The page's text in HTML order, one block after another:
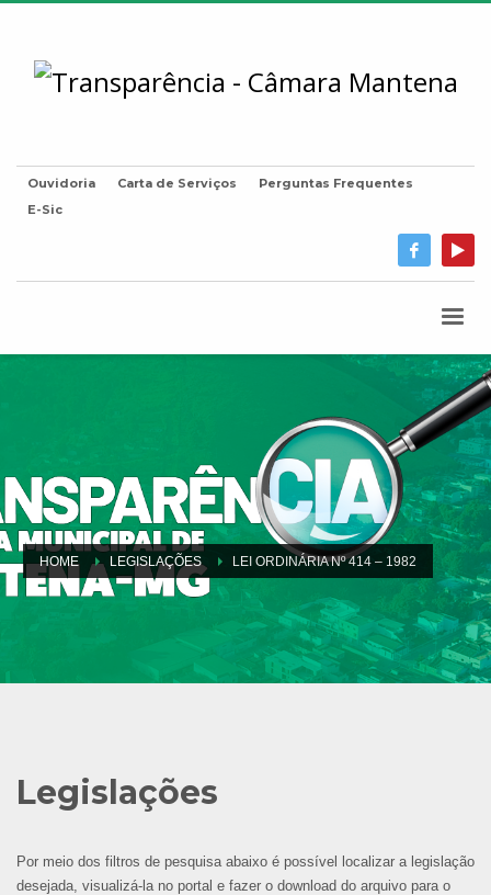
Ouvidoria Carta de Serviços
Perguntas Frequentes
E-Sic
HOME LEGISLAÇÕES LEI ORDINÁRIA Nº 414 – 1982
Legislações
Por meio dos filtros de pesquisa abaixo é possível localizar a legislação
desejada, visualizá-la no portal e fazer o download do arquivo para o